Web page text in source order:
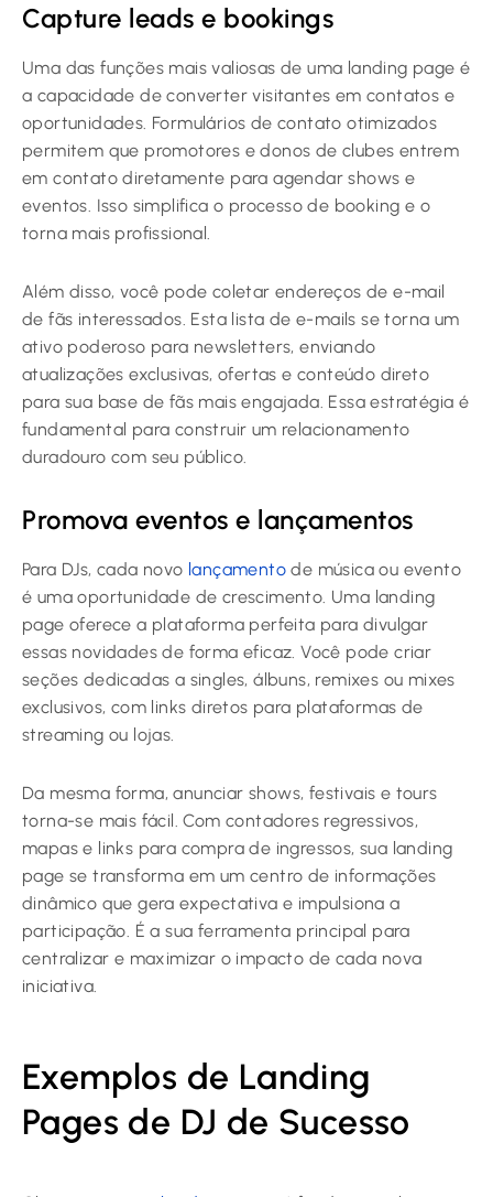
Capture leads e bookings
Uma das funções mais valiosas de uma landing page é
a capacidade de converter visitantes em contatos e
oportunidades. Formulários de contato otimizados
permitem que promotores e donos de clubes entrem
em contato diretamente para agendar shows e
eventos. Isso simplifica o processo de booking e o
torna mais profissional.
Além disso, você pode coletar endereços de e-mail
de fãs interessados. Esta lista de e-mails se torna um
ativo poderoso para newsletters, enviando
atualizações exclusivas, ofertas e conteúdo direto
para sua base de fãs mais engajada. Essa estratégia é
fundamental para construir um relacionamento
duradouro com seu público.
Promova eventos e lançamentos
Para DJs, cada novo lançamento de música ou evento
é uma oportunidade de crescimento. Uma landing
page oferece a plataforma perfeita para divulgar
essas novidades de forma eficaz. Você pode criar
seções dedicadas a singles, álbuns, remixes ou mixes
exclusivos, com links diretos para plataformas de
streaming ou lojas.
Da mesma forma, anunciar shows, festivais e tours
torna-se mais fácil. Com contadores regressivos,
mapas e links para compra de ingressos, sua landing
page se transforma em um centro de informações
dinâmico que gera expectativa e impulsiona a
participação. É a sua ferramenta principal para
centralizar e maximizar o impacto de cada nova
iniciativa.
Exemplos de Landing
Pages de DJ de Sucesso